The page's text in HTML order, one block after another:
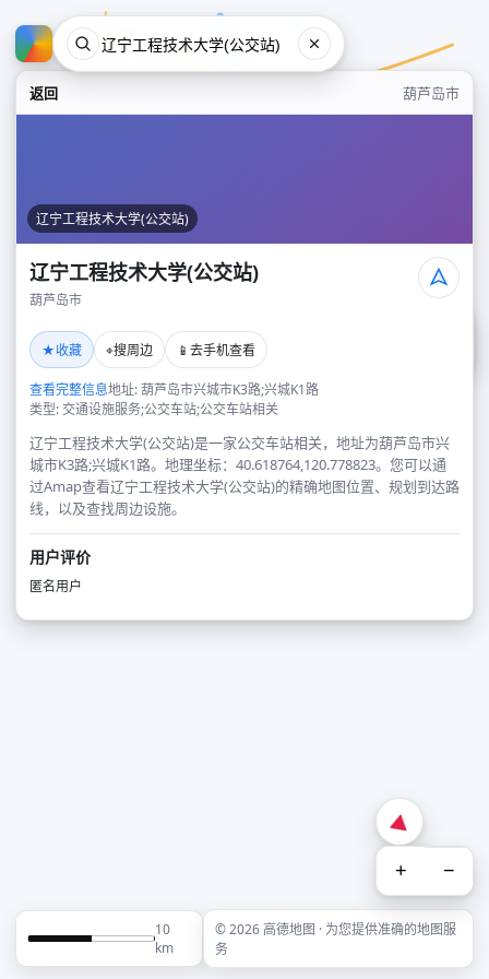
返回 葫芦岛市
辽宁工程技术大学(公交站)
辽宁工程技术大学(公交站)
葫芦岛市
★收藏 ⌖搜周边 📱 去手机查看
查看完整信息地址: 葫芦岛市兴城市K3路;兴城K1路
类型: 交通设施服务;公交车站;公交车站相关
辽宁工程技术大学(公交站)是一家公交车站相关，地址为葫芦岛市兴
城市K3路;兴城K1路。地理坐标：40.618764,120.778823。您可以通
过Amap查看辽宁工程技术大学(公交站)的精确地图位置、规划到达路
线，以及查找周边设施。
用户评价
匿名用户
+ −
10
km
© 2026 高德地图 · 为您提供准确的地图服
务